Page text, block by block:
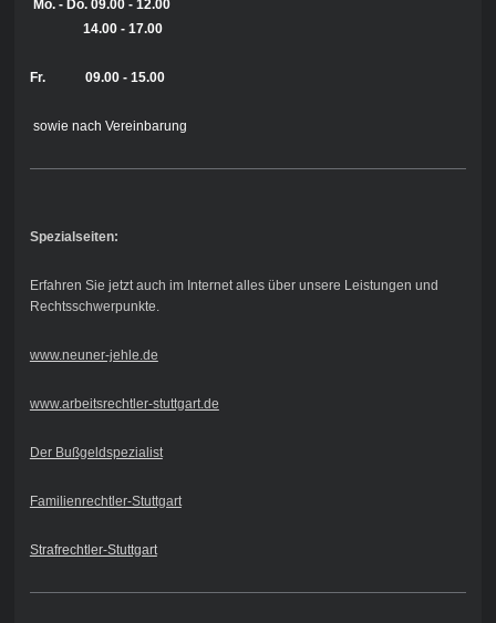
Mo. - Do. 09.00 - 12.00
14.00 - 17.00
Fr. 09.00 - 15.00
sowie nach Vereinbarung
Spezialseiten:
Erfahren Sie jetzt auch im Internet alles über unsere Leistungen und
Rechtsschwerpunkte.
www.neuner-jehle.de
www.arbeitsrechtler-stuttgart.de
Der Bußgeldspezialist
Familienrechtler-Stuttgart
Strafrechtler-Stuttgart